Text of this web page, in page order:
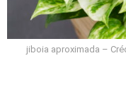
jiboia aproximada –